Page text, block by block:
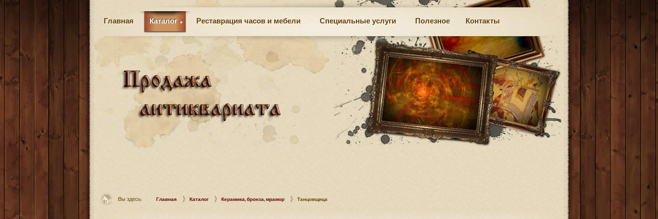
Главная Каталог Реставрация часов и мебели Специальные услуги Полезное Контакты
Вы здесь: Главная Каталог Керамика, бронза, мрамор Танцовщица